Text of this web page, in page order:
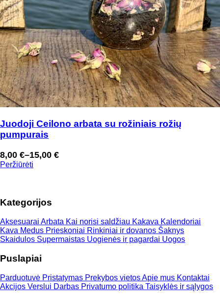
Juodoji Ceilono arbata su rožiniais rožių
pumpurais
8,00 €–15,00 €
Price
range:
15,00 €
Peržiūrėti
Kategorijos
Aksesuarai Arbata Kai norisi saldžiau Kakava Kalendoriai
Kava Medus Prieskoniai Rinkiniai ir dovanos Šaknys
Skaidulos Supermaistas Uogienės ir pagardai Uogos
Puslapiai
Parduotuvė Pristatymas Prekybos vietosApie mus Kontaktai
Akcijos Verslui Darbas Privatumo politika Taisyklės ir sąlygos